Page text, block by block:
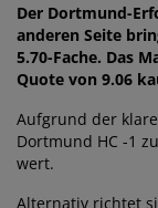
Der Dortmund-
anderen Seite
5.70-Fache. Das
Quote von 9.06
Aufgrund der
Dortmund HC -1
wert.
Alternativ richtet